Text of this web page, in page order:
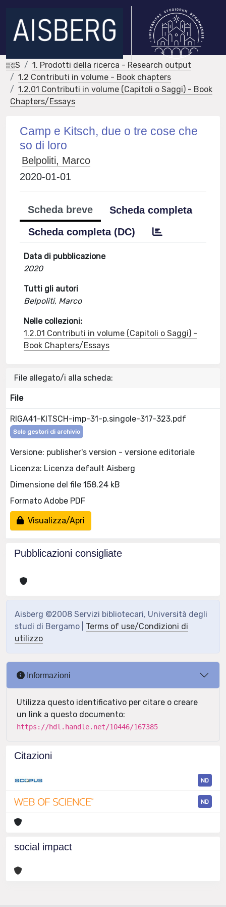
IRIS
1. Prodotti della ricerca - Research output
1.2 Contributi in volume - Book chapters
1.2.01 Contributi in volume (Capitoli o Saggi) - Book
Chapters/Essays
Camp e Kitsch, due o tre cose che
so di loro
Belpoliti, Marco
2020-01-01
Scheda breve
Scheda completa
Scheda completa (DC)
Data di pubblicazione
2020
Tutti gli autori
Belpoliti, Marco
Nelle collezioni:
1.2.01 Contributi in volume (Capitoli o Saggi) -
Book Chapters/Essays
File allegato/i alla scheda:
File
RIGA41-KITSCH-imp-31-p.singole-317-323.pdf
Solo gestori di archivio
Versione: publisher's version - versione editoriale
Licenza: Licenza default Aisberg
Dimensione del file 158.24 kB
Formato Adobe PDF
Visualizza/Apri
Pubblicazioni consigliate
Aisberg ©2008 Servizi bibliotecari, Università degli
studi di Bergamo | Terms of use/Condizioni di
utilizzo
Informazioni
Utilizza questo identificativo per citare o creare
un link a questo documento:
https://hdl.handle.net/10446/167385
Citazioni
ND
ND
social impact